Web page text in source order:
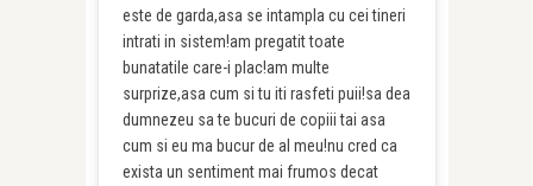
este de garda,asa se intampla cu cei tineri
intrati in sistem!am pregatit toate
bunatatile care-i plac!am multe
surprize,asa cum si tu iti rasfeti puii!sa dea
dumnezeu sa te bucuri de copiii tai asa
cum si eu ma bucur de al meu!nu cred ca
exista un sentiment mai frumos decat